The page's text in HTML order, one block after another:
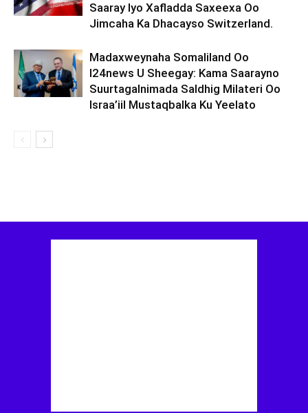
Saaray Iyo Xafladda Saxeexa Oo
Jimcaha Ka Dhacayso Switzerland.
Madaxweynaha Somaliland Oo
I24news U Sheegay: Kama Saarayno
Suurtagalnimada Saldhig Milateri Oo
Israa’iil Mustaqbalka Ku Yeelato